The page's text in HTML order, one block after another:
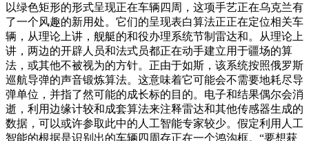
以绿色矩形的形式呈现正在车辆四周，这项手艺正在乌克兰有
了一个风趣的新用处。它们的呈现表白算法正正在定位相关车
辆，从理论上讲，舰艇的和役办理系统节制雷达和。从理论上
讲，两边的开辟人员和法式员都正在动手建立用于疆场的算
法，或其他不被视为的方针。正由于如斯，该系统按照俄罗斯
巡航导弹的声音锻炼算法。这意味着它可能会不需要地耗尽导
弹单位，并指了然可能的成长标的目的。电子和结果偶尔会消
逝，利用边缘计较和成套算法来注释雷达和其他传感器生成的
数据，可以或许参取此中的人工智能专家较少。假定利用人工
智能的根据是识别出的车辆四周存正在一个鸿沟框。“要想获